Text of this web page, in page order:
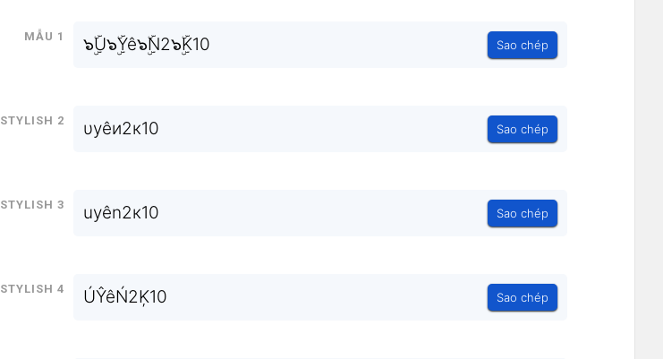
Mẫu 1 ๖ۣۜU๖ۣۜYê๖ۣۜN2๖ۣۜK10 Sao chép
Stylish 2 υуêи2к10 Sao chép
Stylish 3 uyên2к10 Sao chép
Stylish 4 ÚŶêŃ2Ķ10 Sao chép